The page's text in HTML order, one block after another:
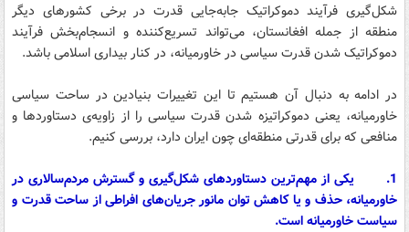
شکل‌گیری فرآیند دموکراتیک جابه‌جایی قدرت در برخی کشورهای دیگر
منطقه از جمله افغانستان، می‌تواند تسریع‌کننده و انسجام‌بخش فرآیند
دموکراتیک شدن قدرت سیاسی در خاورمیانه، در کنار بیداری اسلامی باشد.
در ادامه به دنبال آن هستیم تا این تغییرات بنیادین در ساحت سیاسی
خاورمیانه، یعنی دموکراتیزه شدن قدرت سیاسی را از زاویه‌ی دستاوردها و
منافعی که برای قدرتی منطقه‌ای چون ایران دارد، بررسی کنیم.
1.
یکی از مهم‌ترین دستاوردهای شکل‌گیری و گسترش مردم‌سالاری در
خاورمیانه، حذف و یا کاهش توان مانور جریان‌های افراطی از ساحت قدرت و
سیاست خاورمیانه است.